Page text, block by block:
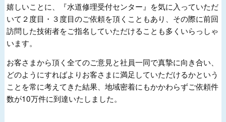
嬉しいことに、『水道修理受付センター』を気に入っていただ
いて２度目・３度目のご依頼を頂くこともあり、その際に前回
訪問した技術者をご指名していただけることも多くいらっしゃ
います。
お客さまから頂く全てのご意見と社員一同で真摯に向き合い、
どのようにすればよりお客さまに満足していただけるかという
ことを常に考えてきた結果、地域密着にもかかわらずご依頼件
数が10万件に到達いたしました。